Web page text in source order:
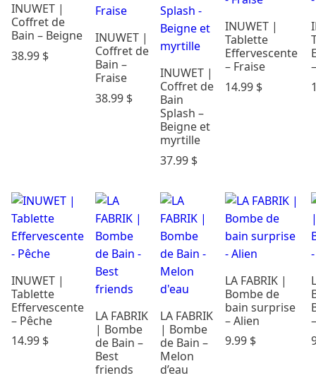
Rechercher
par prix
INUWET |
Coffret de
Bain – Beigne
38.99 $
INUWET |
Coffret de
Bain –
Fraise
38.99 $
INUWET |
Coffret de
Bain
Splash –
Beigne et
myrtille
37.99 $
INUWET |
Tablette
Effervescente
– Fraise
14.99 $
INUWET |
Tablette
Effervescente
– Pêche
14.99 $
LA FABRIK
| Bombe
de Bain –
Best
friends
LA FABRIK
| Bombe
de Bain –
Melon
d’eau
LA FABRIK |
Bombe de
bain surprise
– Alien
9.99 $